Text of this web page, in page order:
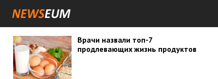
Врачи назвали топ-7
продлевающих жизнь продуктов